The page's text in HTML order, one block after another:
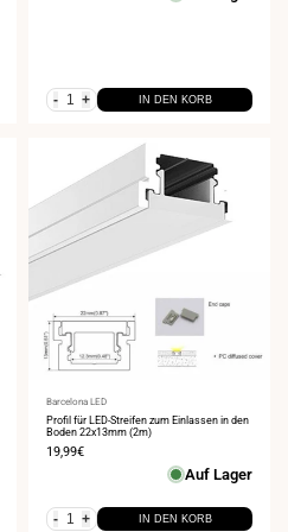
- + IN DEN KORB
Anbieter:
Barcelona LED
Profil für LED-Streifen zum Einlassen in den
Boden 22x13mm (2m)
Verkaufspreis
19,99€
Auf Lager
- + IN DEN KORB